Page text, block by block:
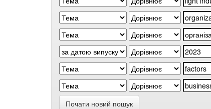
Почати новий пошук